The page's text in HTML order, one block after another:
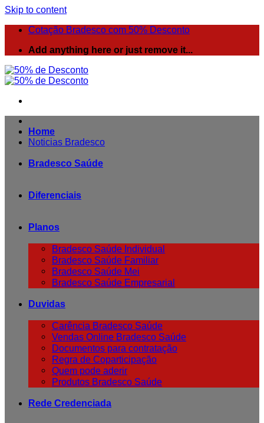
Skip to content
Cotação Bradesco com 50% Desconto
Add anything here or just remove it...
Noticias Bradesco
Home
Bradesco Saúde
Diferenciais
Planos
Bradesco Saúde Individual
Bradesco Saúde Familiar
Bradesco Saúde Mei
Bradesco Saúde Empresarial
Duvidas
Carência Bradesco Saúde
Vendas Online Bradesco Saúde
Documentos para contratação
Regra de Coparticipação
Quem pode aderir
Produtos Bradesco Saúde
Rede Credenciada